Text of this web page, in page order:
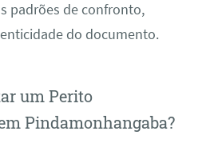
padrões de confronto,
do documento.
um Perito
Pindamonhangaba?